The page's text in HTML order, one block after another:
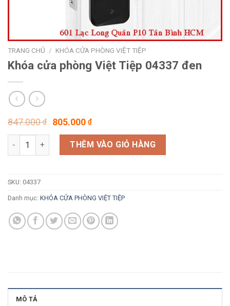
TRANG CHỦ / KHÓA CỬA PHÒNG VIỆT TIỆP
Khóa cửa phòng Việt Tiệp 04337 đen
847.000₫
Giá
gốc
847.000 ₫.
805.000₫Giá
hiện
tại
là:
Khóa cửa phòng Việt Tiệp 04337 đen số lượng
THÊM VÀO GIỎ HÀNG
SKU: 04337
Danh mục: KHÓA CỬA PHÒNG VIỆT TIỆP
MÔ TẢ